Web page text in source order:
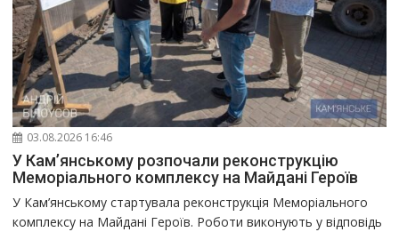
03.08.2026 16:46
У Кам’янському розпочали реконструкцію
Меморіального комплексу на Майдані Героїв
У Кам’янському стартувала реконструкція Меморіального
комплексу на Майдані Героїв. Роботи виконують у відповідь